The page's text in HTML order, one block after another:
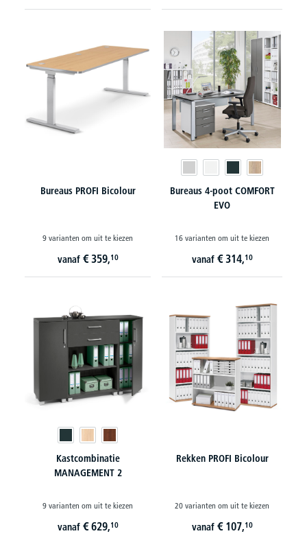
Bureaus PROFI Bicolour
9 varianten om uit te kiezen
vanaf € 359,10
Bureaus 4-poot COMFORT
EVO
16 varianten om uit te kiezen
vanaf € 314,10
Kastcombinatie
MANAGEMENT 2
9 varianten om uit te kiezen
vanaf € 629,10
Rekken PROFI Bicolour
20 varianten om uit te kiezen
vanaf € 107,10